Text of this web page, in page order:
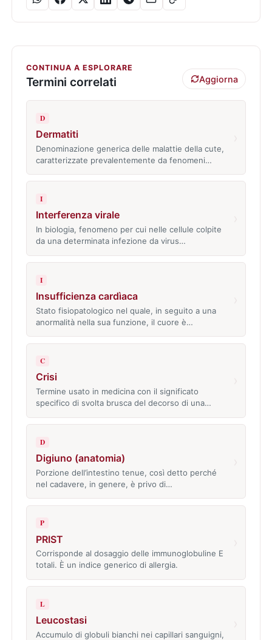
CONTINUA A ESPLORARE
Termini correlati Aggiorna
D
Dermatiti
Denominazione generica delle malattie della cute,
caratterizzate prevalentemente da fenomeni…
I
Interferenza virale
In biologia, fenomeno per cui nelle cellule colpite
da una determinata infezione da virus…
I
Insufficienza cardìaca
Stato fisiopatologico nel quale, in seguito a una
anormalità nella sua funzione, il cuore è…
C
Crisi
Termine usato in medicina con il significato
specifico di svolta brusca del decorso di una…
D
Digiuno (anatomia)
Porzione dell’intestino tenue, così detto perché
nel cadavere, in genere, è privo di…
P
PRIST
Corrisponde al dosaggio delle immunoglobuline E
totali. È un indice generico di allergia.
L
Leucostasi
Accumulo di globuli bianchi nei capillari sanguigni,